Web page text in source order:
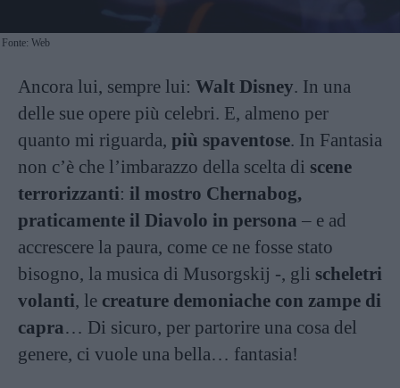
Fonte: Web
Ancora lui, sempre lui: Walt Disney. In una
delle sue opere più celebri. E, almeno per
quanto mi riguarda, più spaventose. In Fantasia
non c’è che l’imbarazzo della scelta di scene
terrorizzanti: il mostro Chernabog,
praticamente il Diavolo in persona – e ad
accrescere la paura, come ce ne fosse stato
bisogno, la musica di Musorgskij -, gli scheletri
volanti, le creature demoniache con zampe di
capra… Di sicuro, per partorire una cosa del
genere, ci vuole una bella… fantasia!